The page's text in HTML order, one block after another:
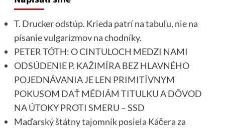
T. Drucker odstúp. Krieda patrí na tabuľu, nie na
písanie vulgarizmov na chodníky.
PETER TÓTH: O CINTULOCH MEDZI NAMI
ODSÚDENIE P. KAŽIMÍRA BEZ HLAVNÉHO
POJEDNÁVANIA JE LEN PRIMITÍVNYM
POKUSOM DAŤ MÉDIÁM TITULKU A DÔVOD
NA ÚTOKY PROTI SMERU – SSD
Maďarský štátny tajomník posiela Káčera za